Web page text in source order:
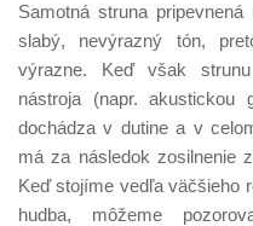
Samotná struna
slabý, nevýrazný tón,
výrazne. Keď však
nástroja (napr. akustickou
dochádza v dutine a v
má za následok zosilnenie
Keď stojíme vedľa väčšieho
hudba, môžeme